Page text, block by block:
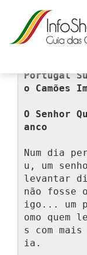
Portugal
o Camões
O Senhor
anco
Num dia
u, um
levantar
não fosse
igo... um
omo quem
s com
ia.